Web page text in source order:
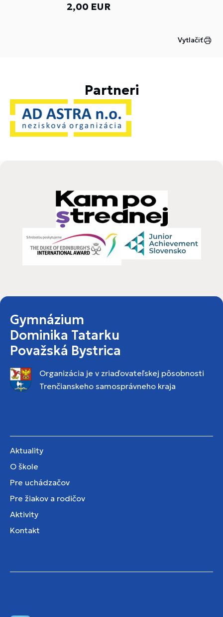
2,00 EUR
Vytlačiť
Partneri
Gymnázium
Dominika Tatarku
Považská Bystrica
Organizácia je v zriaďovateľskej pôsobnosti
Trenčianskeho samosprávneho kraja
Aktuality
O škole
Pre uchádzačov
Pre žiakov a rodičov
Aktivity
Kontakt